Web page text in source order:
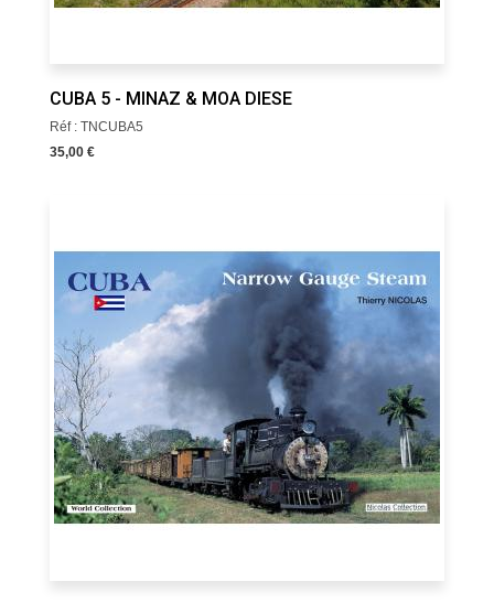
CUBA 5 - MINAZ & MOA DIESE
Réf : TNCUBA5
35,00 €